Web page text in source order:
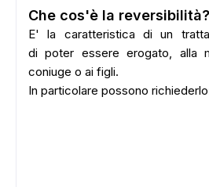
Che cos'è la reversibilità?
E' la caratteristica di un
di poter essere erogato, alla
coniuge o ai figli.
In particolare possono